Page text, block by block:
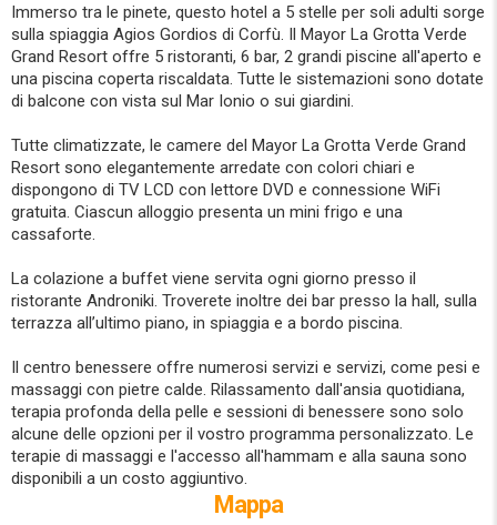
Immerso tra le pinete, questo hotel a 5 stelle per soli adulti sorge
sulla spiaggia Agios Gordios di Corfù. Il Mayor La Grotta Verde
Grand Resort offre 5 ristoranti, 6 bar, 2 grandi piscine all'aperto e
una piscina coperta riscaldata. Tutte le sistemazioni sono dotate
di balcone con vista sul Mar Ionio o sui giardini.
Tutte climatizzate, le camere del Mayor La Grotta Verde Grand
Resort sono elegantemente arredate con colori chiari e
dispongono di TV LCD con lettore DVD e connessione WiFi
gratuita. Ciascun alloggio presenta un mini frigo e una
cassaforte.
La colazione a buffet viene servita ogni giorno presso il
ristorante Androniki. Troverete inoltre dei bar presso la hall, sulla
terrazza all’ultimo piano, in spiaggia e a bordo piscina.
Il centro benessere offre numerosi servizi e servizi, come pesi e
massaggi con pietre calde. Rilassamento dall'ansia quotidiana,
terapia profonda della pelle e sessioni di benessere sono solo
alcune delle opzioni per il vostro programma personalizzato. Le
terapie di massaggi e l'accesso all'hammam e alla sauna sono
disponibili a un costo aggiuntivo.
Mappa